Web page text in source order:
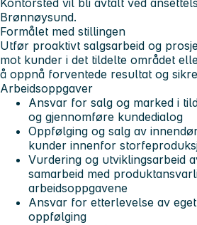
Brønnøysund.
Formålet med stillingen
Utfør proaktivt salgsarbeid og
mot kunder i det tildelte området
å oppnå forventede resultat og
Arbeidsoppgaver
Ansvar for salg og marked i
og gjennomføre kundedialog
Oppfølging og salg av
kunder innenfor
Vurdering og utviklingsarbeid
samarbeid med
arbeidsoppgavene
Ansvar for etterlevelse av
oppfølging